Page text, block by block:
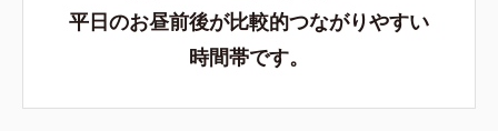
平日のお昼前後が比較的つながりやすい
時間帯です。